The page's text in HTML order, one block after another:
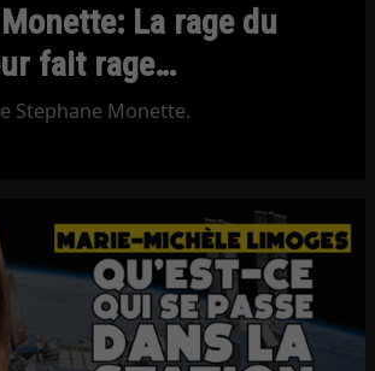
La rage du
fait rage…
Stephane Monette.